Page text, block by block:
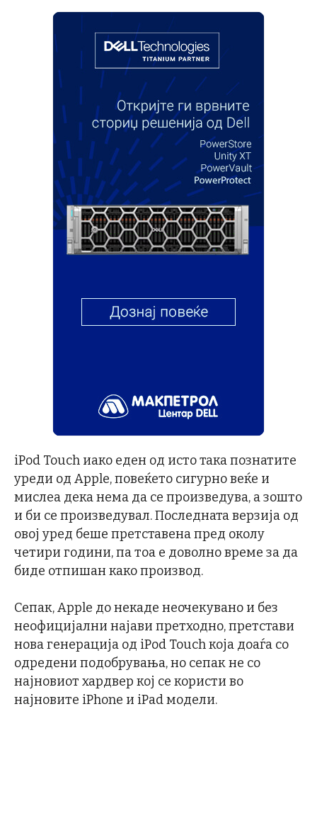
iPod Touch иако еден од исто така познатите
уреди од Apple, повеќето сигурно веќе и
мислеа дека нема да се произведува, а зошто
и би се произведувал. Последната верзија од
овој уред беше претставена пред околу
четири години, па тоа е доволно време за да
биде отпишан како производ.
Сепак, Apple до некаде неочекувано и без
неофицијални најави претходно, претстави
нова генерација од iPod Touch која доаѓа со
одредени подобрувања, но сепак не со
најновиот хардвер кој се користи во
најновите iPhone и iPad модели.